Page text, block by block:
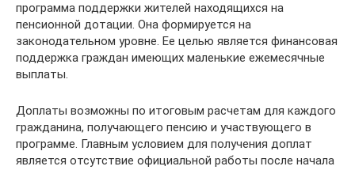
программа поддержки жителей находящихся на
пенсионной дотации. Она формируется на
законодательном уровне. Ее целью является финансовая
поддержка граждан имеющих маленькие ежемесячные
выплаты.
Доплаты возможны по итоговым расчетам для каждого
гражданина, получающего пенсию и участвующего в
программе. Главным условием для получения доплат
является отсутствие официальной работы после начала